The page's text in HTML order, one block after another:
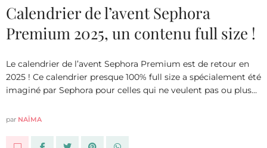
Calendrier de l’avent Sephora
Premium 2025, un contenu full size !
Le calendrier de l’avent Sephora Premium est de retour en
2025 ! Ce calendrier presque 100% full size a spécialement été
imaginé par Sephora pour celles qui ne veulent pas ou plus…
par NAÏMA